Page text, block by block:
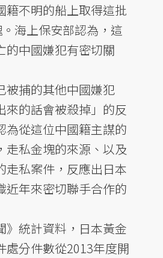
籍不明的船上取得這批
海上保安部認為，這
的中國嫌犯有密切關
被捕的其他中國嫌犯
來的話會被殺掉」的反
為從這位中國籍主謀的
走私金塊的來源、以及
走私案件，反應出日本
近年來密切聯手合作的
》統計資料，日本黃金
處分件數從2013年度開